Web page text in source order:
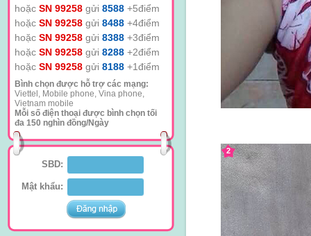
hoặc SN 99258gửi 8588+5điểm
hoặc SN 99258gửi 8488+4điểm
hoặc SN 99258gửi 8388+3điểm
hoặc SN 99258gửi 8288+2điểm
hoặc SN 99258gửi 8188+1điểm
Bình chọn được hỗ trợ các mạng:
Viettel, Mobile phone, Vina phone,
Vietnam mobile
Mỗi số điện thoại được bình chọn tối
đa 150 nghìn đồng/Ngày
SBD:
Mật khẩu:
2